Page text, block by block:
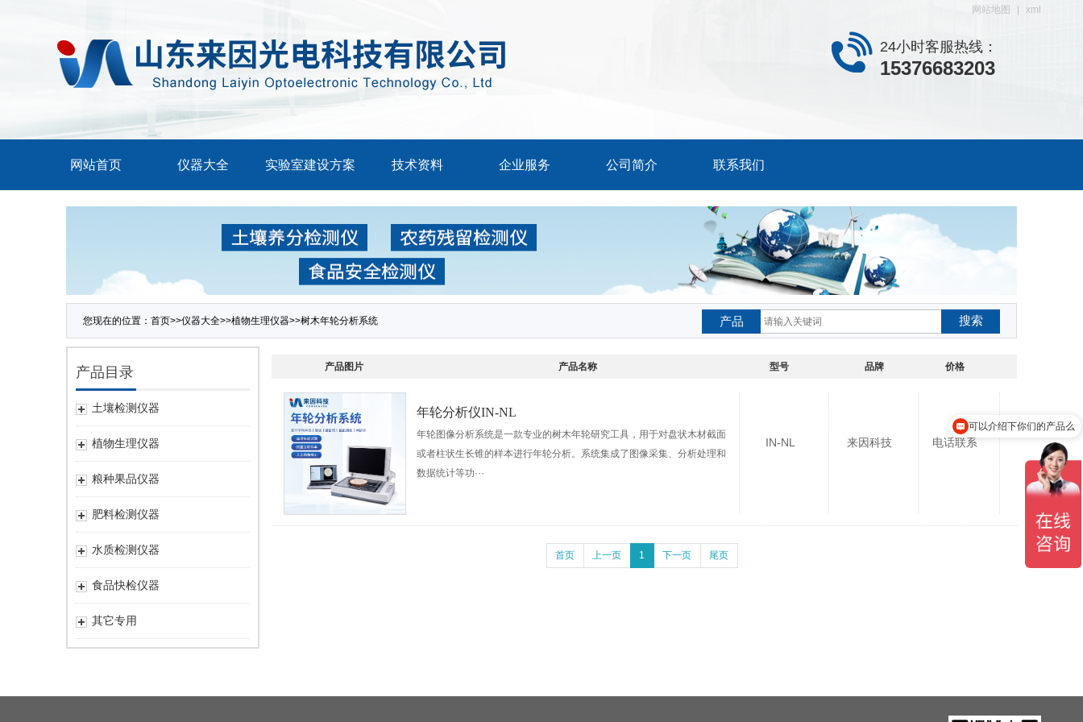
网站地图 xml
24小时客服热线：
15376683203
网站首页 仪器大全 实验室建设方案 技术资料 企业服务 公司简介 联系我们
产品 搜索
您现在的位置： 首页>>仪器大全>>植物生理仪器>>树木年轮分析系统
产品目录
土壤检测仪器
植物生理仪器
粮种果品仪器
肥料检测仪器
水质检测仪器
食品快检仪器
其它专用
产品图片 产品名称 型号 品牌 价格
年轮分析仪IN-NL
年轮图像分析系统是一款专业的树木年轮研究工具，用于对盘状木材截面
或者柱状生长锥的样本进行年轮分析。系统集成了图像采集、分析处理和
数据统计等功···
IN-NL 来因科技 电话联系
首页 上一页 1 下一页 尾页
可以介绍下你们的产品么